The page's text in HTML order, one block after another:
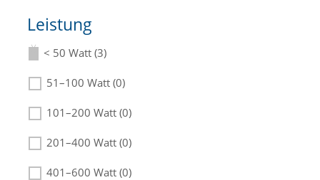
Die passenden Netzteile finden Sie in der
Beschreibung.
Leistung
< 50 Watt (3)
51–100 Watt (0)
101–200 Watt (0)
201–400 Watt (0)
401–600 Watt (0)